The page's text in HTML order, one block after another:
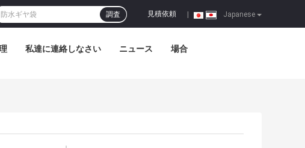
Japanese
見積依頼
調査
私達に連絡しなさい ニュース 場合